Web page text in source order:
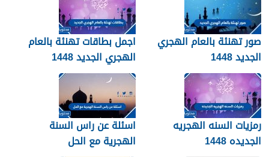
صور تهنئة بالعام الهجري
الجديد 1448
اجمل بطاقات تهنئة بالعام
الهجري الجديد 1448
رمزيات السنه الهجريه
الجديده 1448
اسئلة عن راس السنة
الهجرية مع الحل